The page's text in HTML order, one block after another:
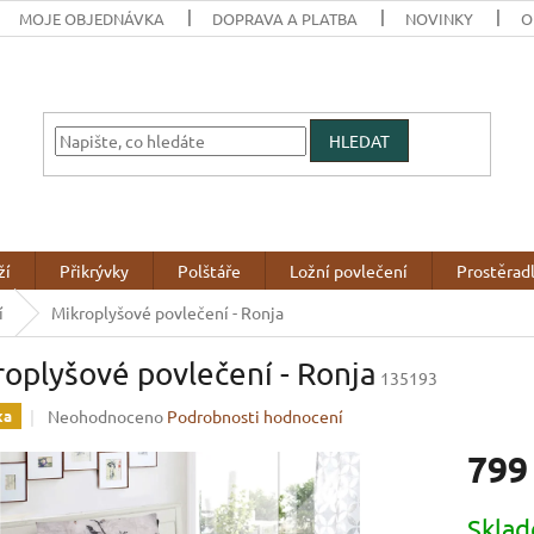
MOJE OBJEDNÁVKA DOPRAVA A PLATBA NOVINKY O
HLEDAT
Přikrývky Polštáře Ložní povlečení
Mikroplyšové povlečení - Ronja
povlečení - Ronja 135193
Průměrné
produktu
je
z
Neohodnoceno Podrobnosti hodnocení